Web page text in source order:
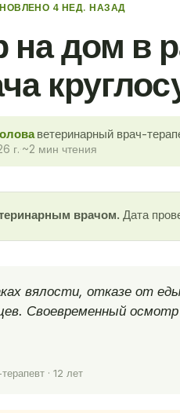
4 НЕД. НАЗАД
на дом в
ветеринарный врач-
г. ~2 мин чтения
врачом. Дата
вялости, отказе от
Своевременный
· 12 лет